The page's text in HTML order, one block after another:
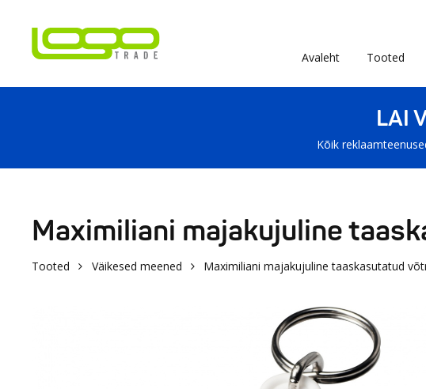
Avaleht
Tooted
LAI
Kõik
Maximiliani majakujuline
Tooted Väikesed meened Maximiliani majakujuline taaskasutatud